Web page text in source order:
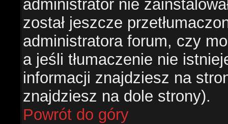
administrator nie
został jeszcze
administratora forum, czy
a jeśli tłumaczenie nie
informacji znajdziesz na
znajdziesz na dole strony).
Powrót do góry